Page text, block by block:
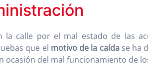
la calle por el mal estado de las
que el motivo de la caídase ha
ocasión del mal funcionamiento de